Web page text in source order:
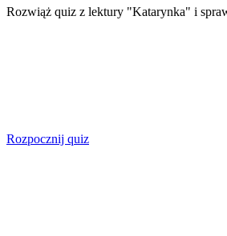
Rozwiąż quiz z lektury "Katarynka" i
Rozpocznij quiz